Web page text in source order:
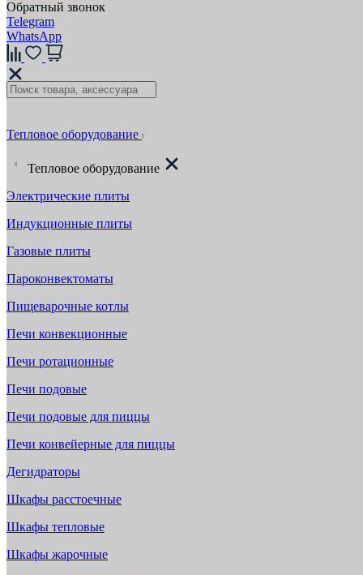
Обратный звонок
Telegram
WhatsApp
Тепловое оборудование
Тепловое оборудование
Электрические плиты
Индукционные плиты
Газовые плиты
Пароконвектоматы
Пищеварочные котлы
Печи конвекционные
Печи ротационные
Печи подовые
Печи подовые для пиццы
Печи конвейерные для пиццы
Дегидраторы
Шкафы расстоечные
Шкафы тепловые
Шкафы жарочные